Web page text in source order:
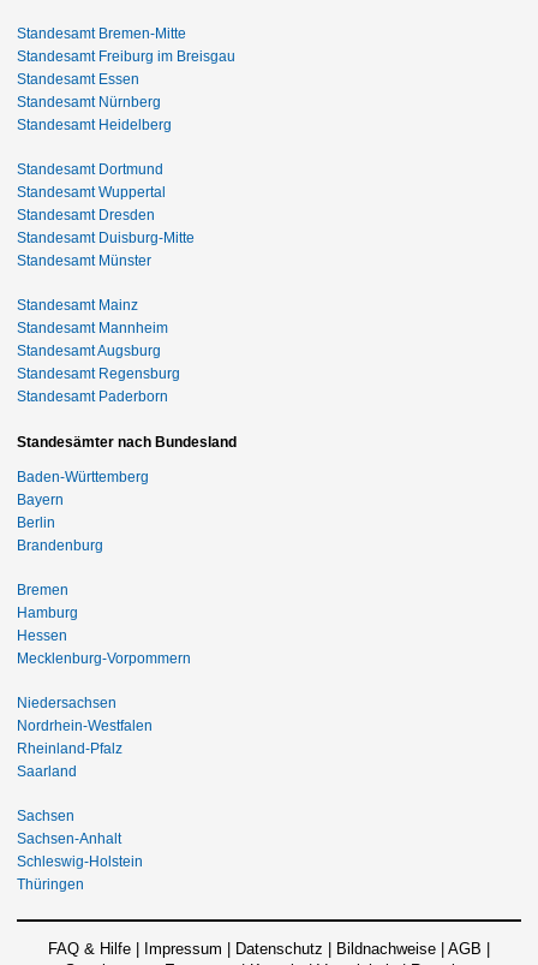
Standesamt Bremen-Mitte
Standesamt Freiburg im Breisgau
Standesamt Essen
Standesamt Nürnberg
Standesamt Heidelberg
Standesamt Dortmund
Standesamt Wuppertal
Standesamt Dresden
Standesamt Duisburg-Mitte
Standesamt Münster
Standesamt Mainz
Standesamt Mannheim
Standesamt Augsburg
Standesamt Regensburg
Standesamt Paderborn
Standesämter nach Bundesland
Baden-Württemberg
Bayern
Berlin
Brandenburg
Bremen
Hamburg
Hessen
Mecklenburg-Vorpommern
Niedersachsen
Nordrhein-Westfalen
Rheinland-Pfalz
Saarland
Sachsen
Sachsen-Anhalt
Schleswig-Holstein
Thüringen
FAQ & Hilfe Impressum Datenschutz Bildnachweise AGB